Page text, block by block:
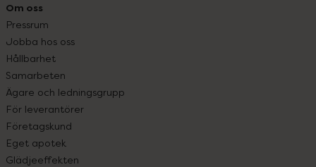
Om oss
Pressrum
Jobba hos oss
Hållbarhet
Samarbeten
Ägare och ledningsgrupp
För leverantörer
Företagskund
Eget apotek
Glädjeeffekten